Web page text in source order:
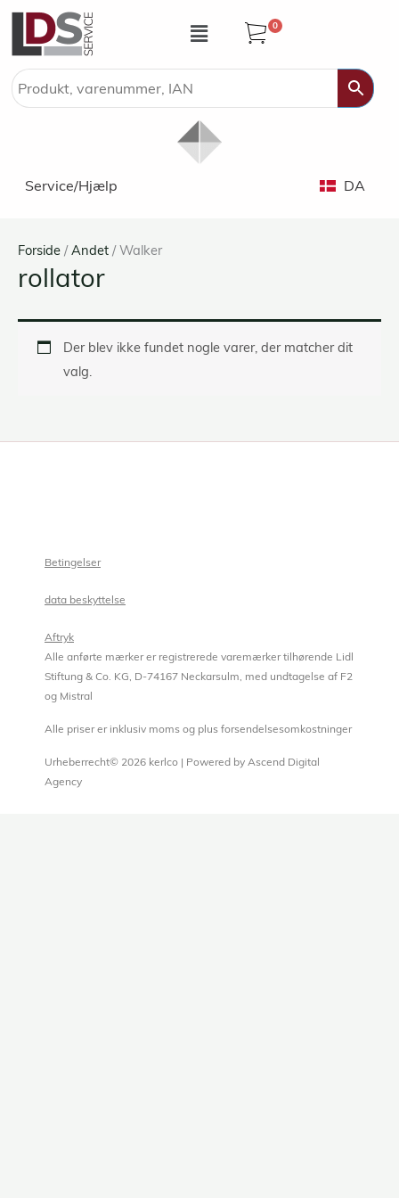
Gå
indholdet
Menu 0
Service/Hjælp DA
Forside /Andet / Walker
rollator
Der blev ikke fundet nogle varer, der matcher dit
valg.
Betingelser
data beskyttelse
Aftryk
Alle anførte mærker er registrerede varemærker tilhørende Lidl
Stiftung & Co. KG, D-74167 Neckarsulm, med undtagelse af F2
og Mistral
Alle priser er inklusiv moms og plus forsendelsesomkostninger
Urheberrecht© 2026 kerlco | Powered by Ascend Digital
Agency